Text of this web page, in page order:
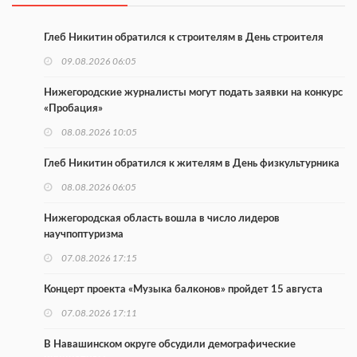
Глеб Никитин обратился к строителям в День строителя
09.08.2026 06:05
Нижегородские журналисты могут подать заявки на конкурс
«Пробация»
08.08.2026 10:05
Глеб Никитин обратился к жителям в День физкультурника
08.08.2026 06:05
Нижегородская область вошла в число лидеров
научпоптуризма
07.08.2026 17:15
Концерт проекта «Музыка балконов» пройдет 15 августа
07.08.2026 17:11
В Навашинском округе обсудили демографические